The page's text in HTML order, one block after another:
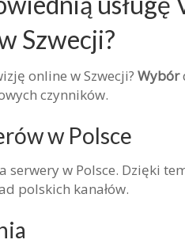
Szwecji?
online w Szwecji? Wybór
czynników.
w Polsce
serwery w Polsce. Dzięki
polskich kanałów.